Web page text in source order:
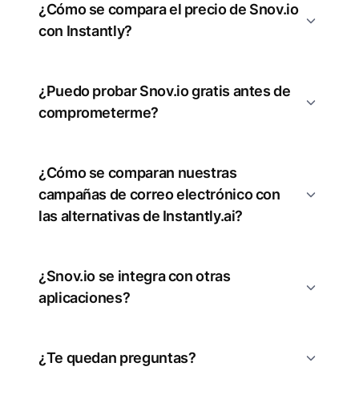
¿Cómo se compara el precio de Snov.io
con Instantly?
¿Puedo probar Snov.io gratis antes de
comprometerme?
¿Cómo se comparan nuestras
campañas de correo electrónico con
las alternativas de Instantly.ai?
¿Snov.io se integra con otras
aplicaciones?
¿Te quedan preguntas?